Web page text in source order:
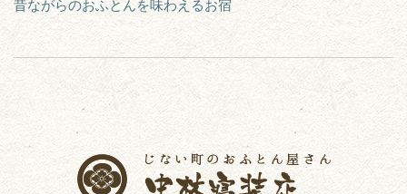
昔ながらのおふとんを味わえるお宿